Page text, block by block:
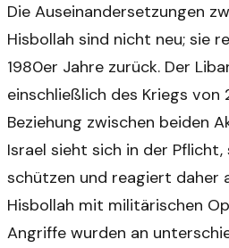
Die Auseinandersetzungen
Hisbollah sind nicht neu; sie
1980er Jahre zurück. Der
einschließlich des Kriegs von
Beziehung zwischen beiden
Israel sieht sich in der Pflicht,
schützen und reagiert daher
Hisbollah mit militärischen
Angriffe wurden an